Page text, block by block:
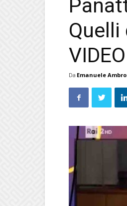
VIDEO
Da Emanuele